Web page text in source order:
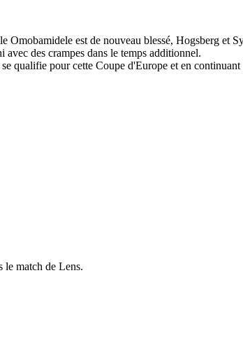
est de nouveau blessé, Hogsberg et
des crampes dans le temps additionnel.
qualifie pour cette Coupe d'Europe et en
le match de Lens.